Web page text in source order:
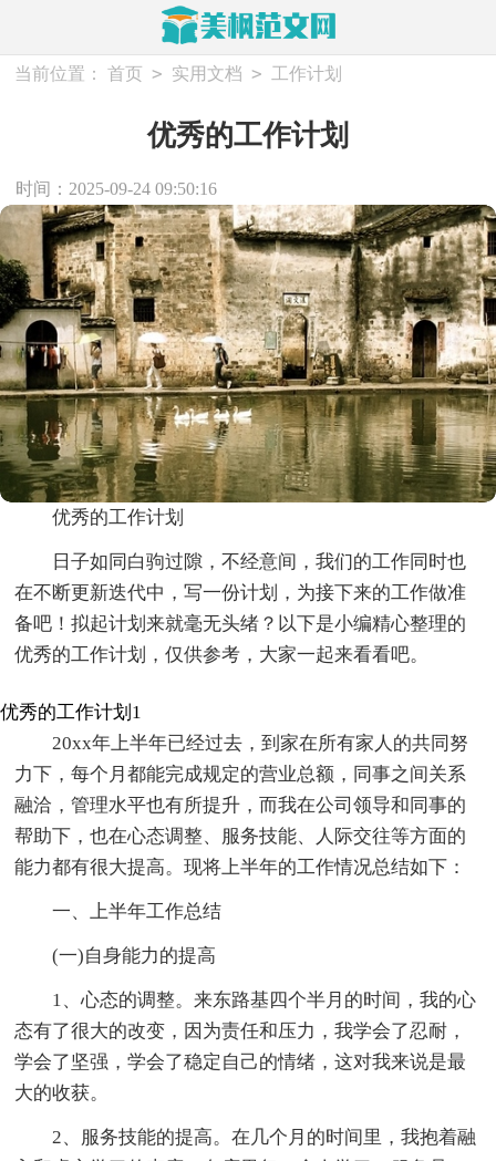
当前位置： 首页 > 实用文档 > 工作计划
优秀的工作计划
时间：2025-09-24 09:50:16
优秀的工作计划
日子如同白驹过隙，不经意间，我们的工作同时也
在不断更新迭代中，写一份计划，为接下来的工作做准
备吧！拟起计划来就毫无头绪？以下是小编精心整理的
优秀的工作计划，仅供参考，大家一起来看看吧。
优秀的工作计划1
20xx年上半年已经过去，到家在所有家人的共同努
力下，每个月都能完成规定的营业总额，同事之间关系
融洽，管理水平也有所提升，而我在公司领导和同事的
帮助下，也在心态调整、服务技能、人际交往等方面的
能力都有很大提高。现将上半年的工作情况总结如下：
一、上半年工作总结
(一)自身能力的提高
1、心态的调整。来东路基四个半月的时间，我的心
态有了很大的改变，因为责任和压力，我学会了忍耐，
学会了坚强，学会了稳定自己的情绪，这对我来说是最
大的收获。
2、服务技能的提高。在几个月的时间里，我抱着融